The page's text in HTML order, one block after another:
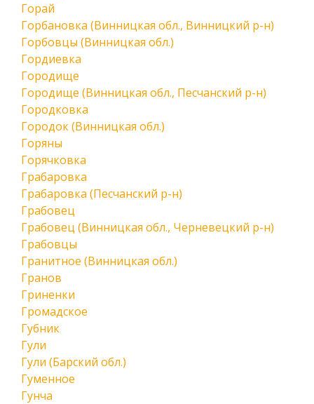
Горай
Горбановка (Винницкая обл., Винницкий р-н)
Горбовцы (Винницкая обл.)
Гордиевка
Городище
Городище (Винницкая обл., Песчанский р-н)
Городковка
Городок (Винницкая обл.)
Горяны
Горячковка
Грабаровка
Грабаровка (Песчанский р-н)
Грабовец
Грабовец (Винницкая обл., Черневецкий р-н)
Грабовцы
Гранитное (Винницкая обл.)
Гранов
Гриненки
Громадское
Губник
Гули
Гули (Барский обл.)
Гуменное
Гунча